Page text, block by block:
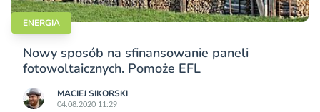
ENERGIA
Nowy sposób na sfinansowanie paneli
fotowoltaicznych. Pomoże EFL
MACIEJ SIKORSKI
04.08.2020 11:29